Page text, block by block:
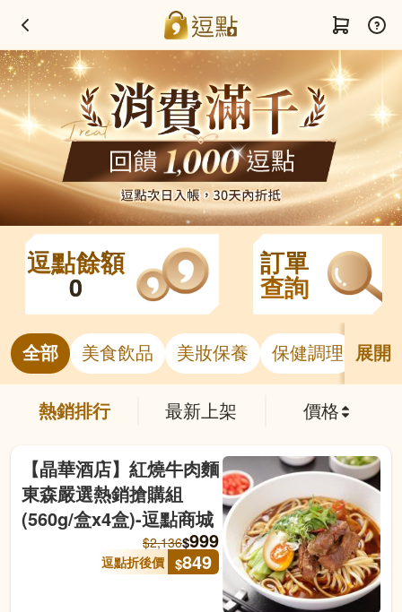
逗點餘額
0
訂單
查詢
全部 美食飲品 美妝保養 保健調理 居
展開
熱銷排行 最新上架 價格
【晶華酒店】紅燒牛肉麵
東森嚴選熱銷搶購組
(560g/盒x4盒)-逗點商城
$2,136$999
逗點折後價 $849